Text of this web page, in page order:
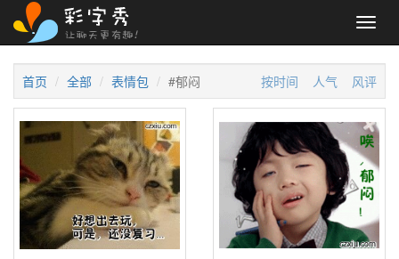
首页 全部 表情包 #郁闷 按时间 人气 风评